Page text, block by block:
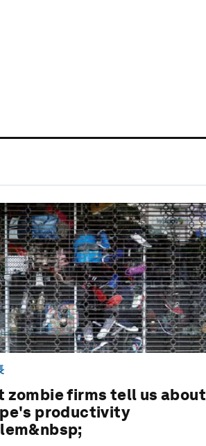
zombie firms tell us about
productivity